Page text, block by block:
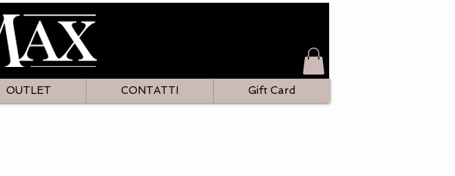
OUTLET CONTATTI Gift Card